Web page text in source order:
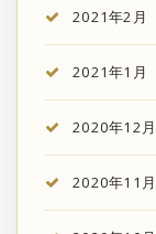
2021年2月
2021年1月
2020年12月
2020年11月